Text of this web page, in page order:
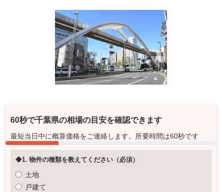
60秒で千葉県の相場の目安を確認できます
最短当日中に概算価格をご連絡します。所要時間は60秒です
◆1. 物件の種類を教えてください（必須）
土地
戸建て